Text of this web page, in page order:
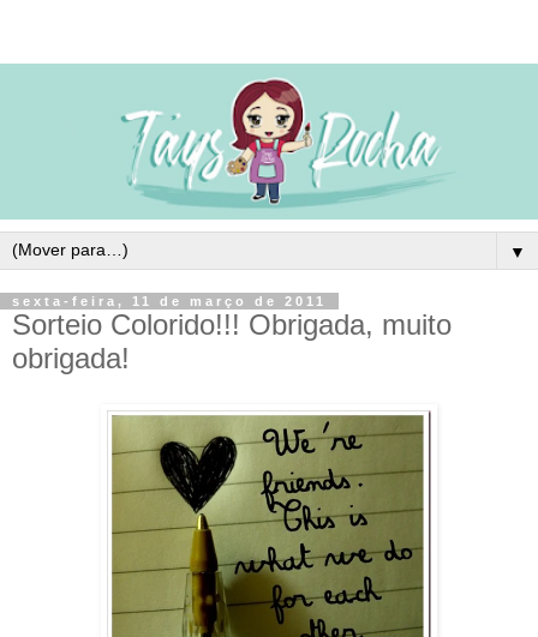
▼
sexta-feira, 11 de março de 2011
Sorteio Colorido!!! Obrigada, muito
obrigada!